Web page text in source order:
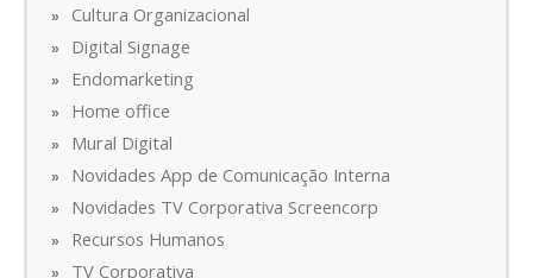
Cultura Organizacional
Digital Signage
Endomarketing
Home office
Mural Digital
Novidades App de Comunicação Interna
Novidades TV Corporativa Screencorp
Recursos Humanos
TV Corporativa